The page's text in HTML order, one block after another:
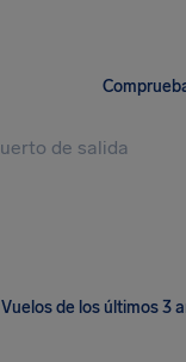
Vuelos de los últimos 3